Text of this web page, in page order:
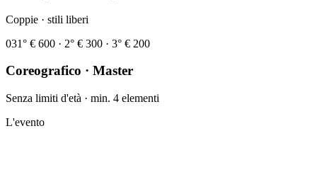
Coppie · stili liberi
031° € 600 · 2° € 300 · 3° € 200
Coreografico · Master
Senza limiti d'età · min. 4 elementi
L'evento